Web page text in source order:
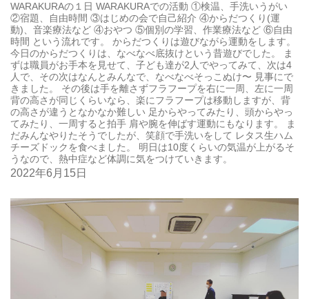
WARAKURAの１日 WARAKURAでの活動 ①検温、手洗いうがい
②宿題、自由時間 ③はじめの会で自己紹介 ④からだつくり(運
動)、音楽療法など ④おやつ ⑤個別の学習、作業療法など ⑥自由
時間 という流れです。 からだつくりは遊びながら運動をします。
今日のからだつくりは、なべなべ底抜けという昔遊びでした。 ま
ずは職員がお手本を見せて、子ども達が2人でやってみて、次は4
人で、その次はなんとみんなで、なべなべそっこぬけ〜 見事にで
きました。 その後は手を離さずフラフープを右に一周、左に一周
背の高さが同じくらいなら、楽にフラフープは移動しますが、背
の高さが違うとなかなか難しい 足からやってみたり、頭からやっ
てみたり、一周すると拍手️ 肩や腕を伸ばす運動にもなります。 ま
だみんなやりたそうでしたが、笑顔で手洗いをして レタス生ハム
チーズドックを食べました。 明日は10度くらいの気温が上がるそ
うなので、熱中症など体調に気をつけていきます。
2022年6月15日